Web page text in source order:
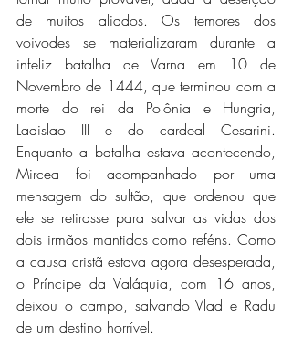
de muitos aliados. Os temores dos
voivodes se materializaram durante a
infeliz batalha de Varna em 10 de
Novembro de 1444, que terminou com a
morte do rei da Polônia e Hungria,
Ladislao III e do cardeal Cesarini.
Enquanto a batalha estava acontecendo,
Mircea foi acompanhado por uma
mensagem do sultão, que ordenou que
ele se retirasse para salvar as vidas dos
dois irmãos mantidos como reféns. Como
a causa cristã estava agora desesperada,
o Príncipe da Valáquia, com 16 anos,
deixou o campo, salvando Vlad e Radu
de um destino horrível.